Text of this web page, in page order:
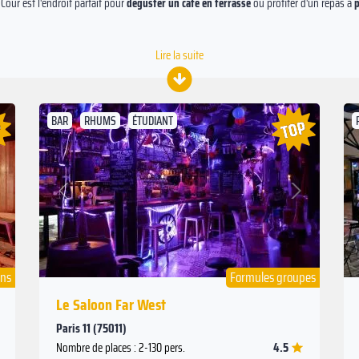
Lire la suite
BAR RHUMS ÉTUDIANT
Précédent
Suivant
Formules groupes
Le Saloon Far West
Paris 11 (75011)
Nombre de places : 2-130 pers. 4.5